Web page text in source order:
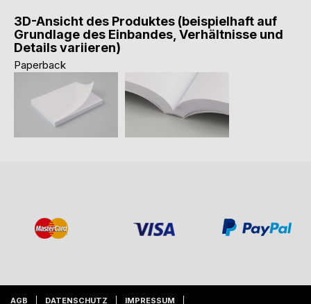
3D-Ansicht des Produktes (beispielhaft auf
Grundlage des Einbandes, Verhältnisse und
Details variieren)
Paperback
AGB DATENSCHUTZ IMPRESSUM